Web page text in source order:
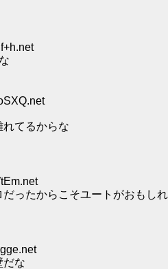
てるからな
ったからこそユートがおもしれ
だな